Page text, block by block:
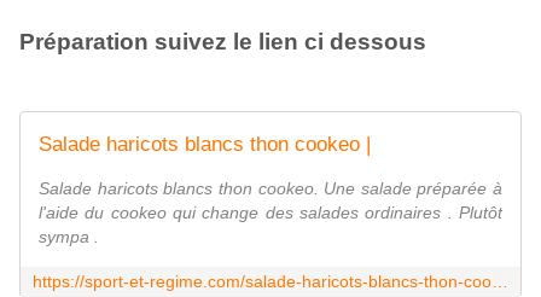
Préparation suivez le lien ci dessous
Salade haricots blancs thon cookeo |
Salade haricots blancs thon cookeo. Une salade préparée à
l'aide du cookeo qui change des salades ordinaires . Plutôt
sympa .